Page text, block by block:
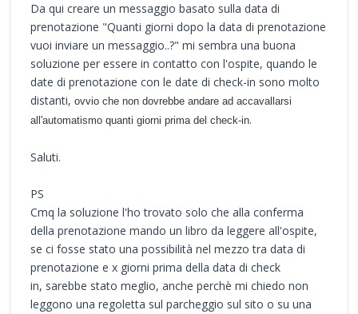
Da qui creare un messaggio basato sulla data di
prenotazione "Quanti giorni dopo la data di prenotazione
vuoi inviare un messaggio..?" mi sembra una buona
soluzione per essere in contatto con l'ospite, quando le
date di prenotazione con le date di check-in sono molto
distanti, ovvio che non dovrebbe andare ad accavallarsi
all'automatismo quanti giorni prima del check-in.
Saluti.
PS
Cmq la soluzione l'ho trovato solo che alla conferma
della prenotazione mando un libro da leggere all'ospite,
se ci fosse stato una possibilità nel mezzo tra data di
prenotazione e x giorni prima della data di check
in, sarebbe stato meglio, anche perchè mi chiedo non
leggono una regoletta sul parcheggio sul sito o su una